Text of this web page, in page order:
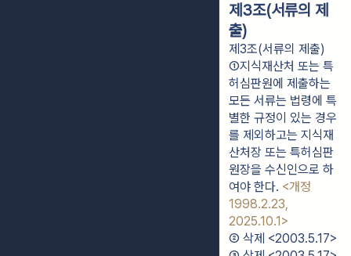
제3조(서류의 제
출)
제3조(서류의 제출)
①지식재산처 또는 특
허심판원에 제출하는
모든 서류는 법령에 특
별한 규정이 있는 경우
를 제외하고는 지식재
산처장 또는 특허심판
원장을 수신인으로 하
여야 한다. <개정
1998.2.23,
2025.10.1>
② 삭제 <2003.5.17>